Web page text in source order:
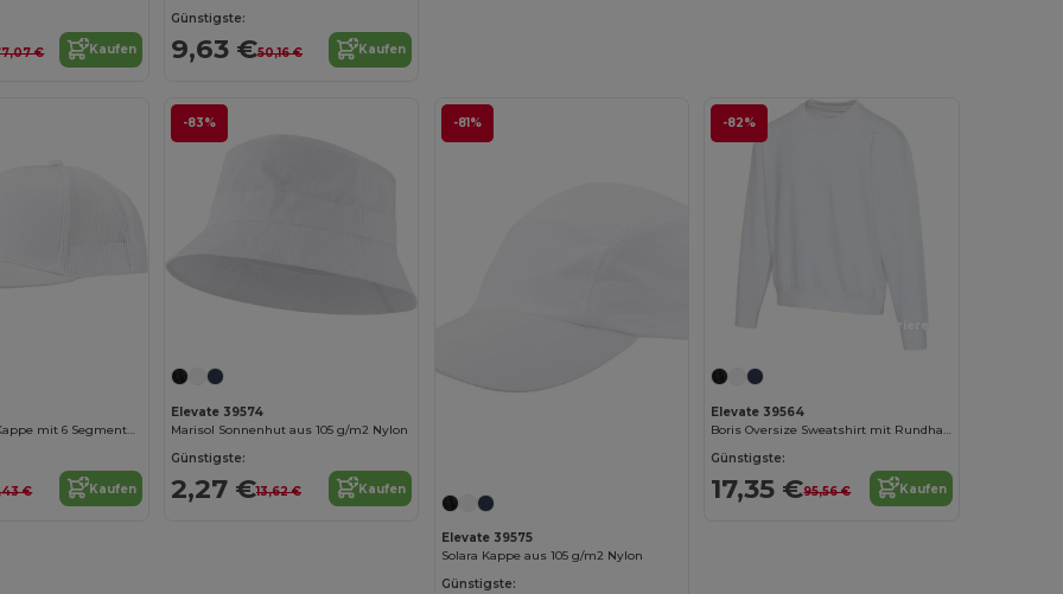
€ Kaufen
Günstigste:
9,63 €50,16 € Kaufen
Drift Snapback Kappe mit 6 Segmenten, 260 g/m2
€ Kaufen
-83%
Elevate 39574
Marisol Sonnenhut aus 105 g/m2 Nylon
Günstigste:
2,27 €13,62 € Kaufen
-81%
Elevate 39575
Solara Kappe aus 105 g/m2 Nylon
Günstigste:
-82%
Elevate 39564
Boris Oversize Sweatshirt mit Rundhalsausschnitt aus recycelter 280 g/m2 Bio Baumwolle (OCS), unisex
Günstigste:
17,35 €95,56 € Kaufen